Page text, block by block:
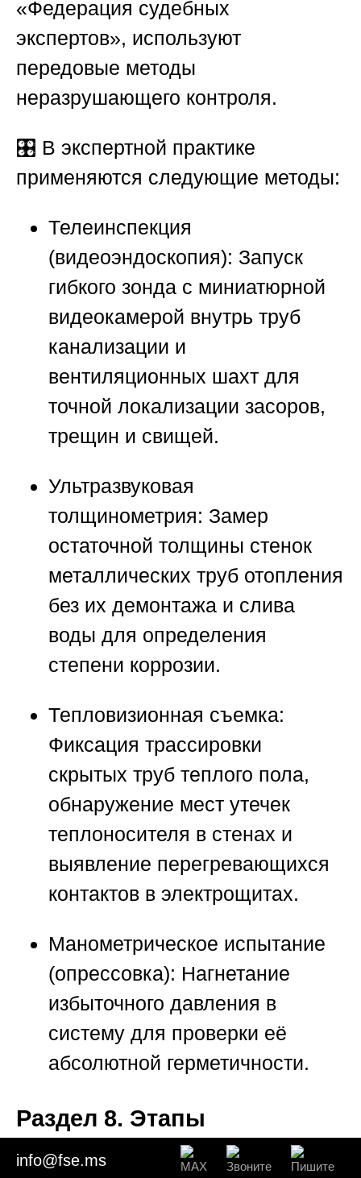
«Федерация судебных
экспертов», используют
передовые методы
неразрушающего контроля.
🎛️ В экспертной практике
применяются следующие методы:
Телеинспекция
(видеоэндоскопия): Запуск
гибкого зонда с миниатюрной
видеокамерой внутрь труб
канализации и
вентиляционных шахт для
точной локализации засоров,
трещин и свищей.
Ультразвуковая
толщинометрия: Замер
остаточной толщины стенок
металлических труб отопления
без их демонтажа и слива
воды для определения
степени коррозии.
Тепловизионная съемка:
Фиксация трассировки
скрытых труб теплого пола,
обнаружение мест утечек
теплоносителя в стенах и
выявление перегревающихся
контактов в электрощитах.
Манометрическое испытание
(опрессовка): Нагнетание
избыточного давления в
систему для проверки её
абсолютной герметичности.
Раздел 8. Этапы
проведения обследования
info@fse.ms